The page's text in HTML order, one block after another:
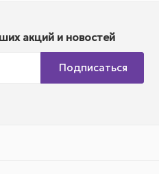
акций и новостей
Подписаться